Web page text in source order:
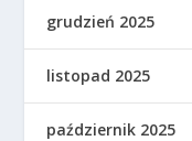
grudzień 2025
listopad 2025
październik 2025